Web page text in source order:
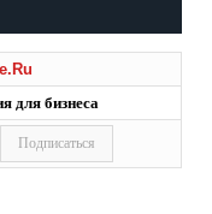
для бизнеса